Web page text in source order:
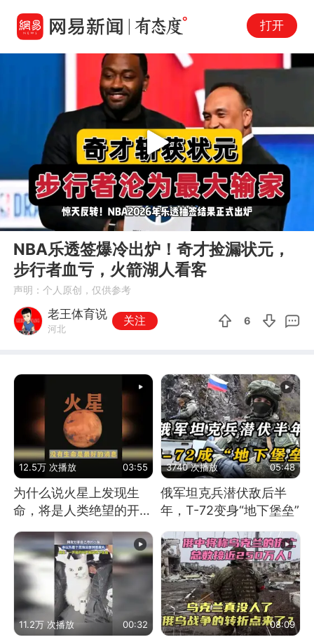
打开
00:00 00:59
Play
NBA乐透签爆冷出炉！奇才捡漏状元，
步行者血亏，火箭湖人看客
声明：个人原创，仅供参考
老王体育说
河北
关注 6
12.5万 次播放 03:55
为什么说火星上发现生
命，将是人类绝望的开
3740 次播放 05:48
俄军坦克兵潜伏敌后半
年，T-72变身“地下堡垒”
11.2万 次播放 00:32 08:09